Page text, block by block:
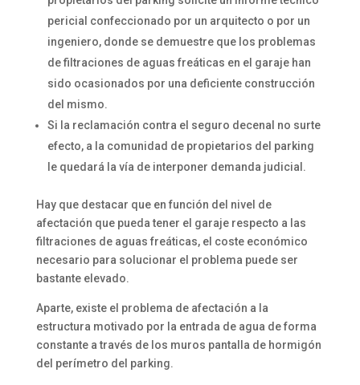
pericial confeccionado por un arquitecto o por un
ingeniero, donde se demuestre que los problemas
de filtraciones de aguas freáticas en el garaje han
sido ocasionados por una deficiente construcción
del mismo.
Si la reclamación contra el seguro decenal no surte
efecto, a la comunidad de propietarios del parking
le quedará la vía de interponer demanda judicial.
Hay que destacar que en función del nivel de
afectación que pueda tener el garaje respecto a las
filtraciones de aguas freáticas, el coste económico
necesario para solucionar el problema puede ser
bastante elevado.
Aparte, existe el problema de afectación a la
estructura motivado por la entrada de agua de forma
constante a través de los muros pantalla de hormigón
del perímetro del parking.